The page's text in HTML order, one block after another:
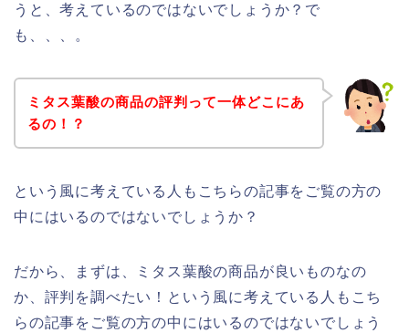
うと、考えているのではないでしょうか？で
も、、、。
ミタス葉酸の商品の評判って一体どこにあ
るの！？
という風に考えている人もこちらの記事をご覧の方の
中にはいるのではないでしょうか？
だから、まずは、ミタス葉酸の商品が良いものなの
か、評判を調べたい！という風に考えている人もこち
らの記事をご覧の方の中にはいるのではないでしょう